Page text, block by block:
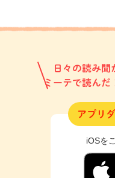
日々の読み
ミーテで読んだ
アプリ
iOSを